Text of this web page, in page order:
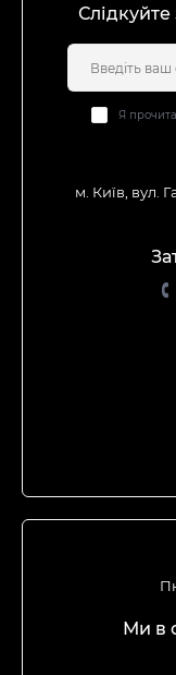
Я
м. Київ, вул.
Ми в